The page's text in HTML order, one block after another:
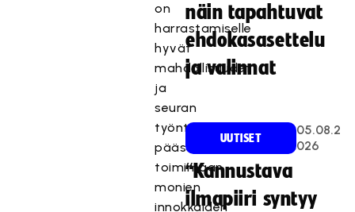
on
harrastamiselle
hyvät
mahdollisuudet
ja
seuran
työntekijänä
pääset
toimimaan
monien
innokkaiden
näin tapahtuvat
ehdokasasettelu
ja valinnat
UUTISET
05.08.2
026
“Kannustava
ilmapiiri syntyy